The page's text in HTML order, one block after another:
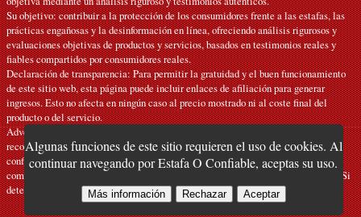
Algunas funciones de este sitio requieren el uso de cookies. Al
continuar navegando por Estafa O Confiable, aceptas su uso.
Más información Rechazar Aceptar
Su objetivo: contribuir a la protección de los consumidores frente a las estafas, las
prácticas engañosas y la desinformación en línea, ofreciendo análisis rigurosos y
evaluaciones objetivas de productos y servicios, basados en testimonios reales y
fiables compartidos por consumidores reales.
Declaración de transparencia: Para permitir la gratuidad y el buen funcionamiento
de este sitio web, esta página puede incluir enlaces de afiliación para generar
ingresos. Esto no afecta en ningún caso al precio mostrado ni al coste final del
producto o del servicio.
Advertencias: Nuestros artículos expresan opiniones personales y no constituyen
recomendaciones oficiales. La información facilitada es orientativa y debe
confirmarse con el fabricante, el vendedor, el proveedor o una fuente oficial
competente. Declinamos toda responsabilidad en caso de error o de uso indebido. Si
detecta alguna inexactitud,contáctenos.